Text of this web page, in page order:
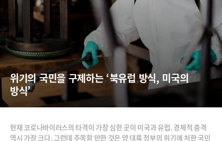
위기의 국민을 구제하는 ‘북유럽 방식, 미국의
방식’
현재 코로나바이러스의 타격이 가장 심한 곳이 미국과 유럽. 경제적 충격
역시 가장 크다. 그런데 주목할 만한 것은 양 대륙 정부의 위기에 처한 국민